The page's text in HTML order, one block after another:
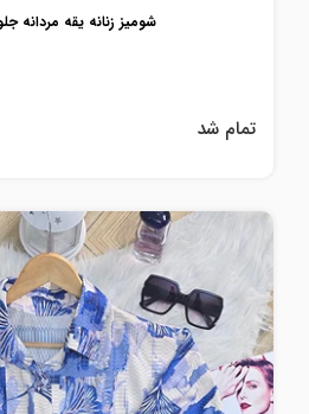
شومیز زنانه یقه مردانه
تمام شد